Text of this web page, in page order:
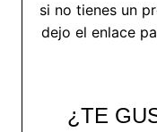
si no tienes un
dejo el enlace
¿TE